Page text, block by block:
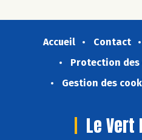
Accueil Contact
Protection des
Gestion des
Le Vert